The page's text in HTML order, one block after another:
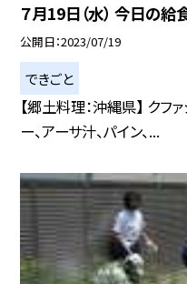
７月19日（水） 今日の給
公開日 2023/07/19
できごと
【郷土料理：沖縄県】 クフ
ー、アーサ汁、パイン、...